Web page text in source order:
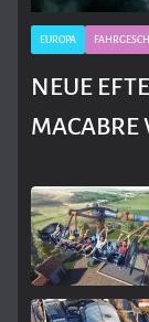
EUROPA
NEUE
MACABRE